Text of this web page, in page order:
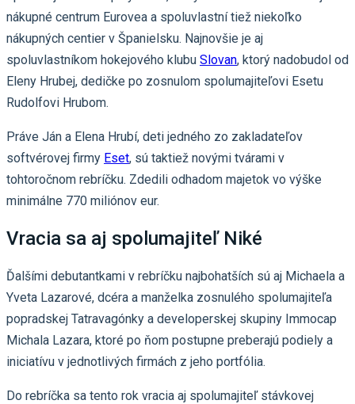
nákupné centrum Eurovea a spoluvlastní tiež niekoľko
nákupných centier v Španielsku. Najnovšie je aj
spoluvlastníkom hokejového klubu Slovan, ktorý nadobudol od
Eleny Hrubej, dedičke po zosnulom spolumajiteľovi Esetu
Rudolfovi Hrubom.
Práve Ján a Elena Hrubí, deti jedného zo zakladateľov
softvérovej firmy Eset, sú taktiež novými tvárami v
tohtoročnom rebríčku. Zdedili odhadom majetok vo výške
minimálne 770 miliónov eur.
Vracia sa aj spolumajiteľ Niké
Ďalšími debutantkami v rebríčku najbohatších sú aj Michaela a
Yveta Lazarové, dcéra a manželka zosnulého spolumajiteľa
popradskej Tatravagónky a developerskej skupiny Immocap
Michala Lazara, ktoré po ňom postupne preberajú podiely a
iniciatívu v jednotlivých firmách z jeho portfólia.
Do rebríčka sa tento rok vracia aj spolumajiteľ stávkovej